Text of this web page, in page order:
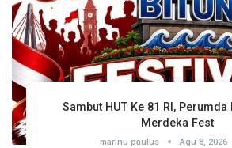
Sambut HUT Ke 81 RI, Perumda
Merdeka Fest
marinu paulus Agu 8, 2026